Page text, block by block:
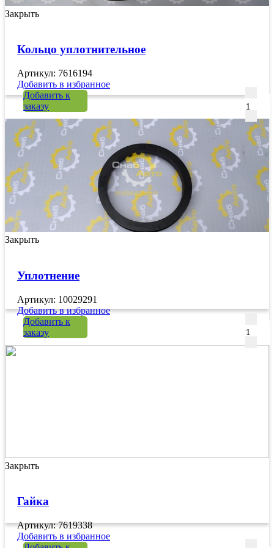
Закрыть
Кольцо уплотнительное
Артикул: 7616194
Добавить в избранное
Добавить к
заказу
Закрыть
Уплотнение
Артикул: 10029291
Добавить в избранное
Добавить к
заказу
Закрыть
Гайка
Артикул: 7619338
Добавить в избранное